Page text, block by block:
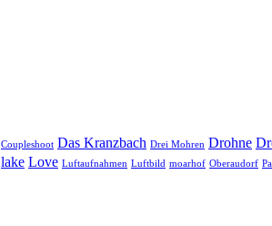
Coupleshoot Das Kranzbach Drei Mohren Drohne
lake Love Luftaufnahmen Luftbild moarhof Oberaudorf